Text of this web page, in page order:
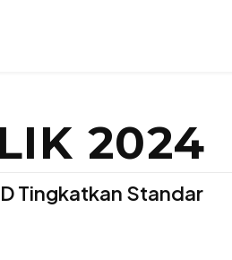
2024
Tingkatkan Standar